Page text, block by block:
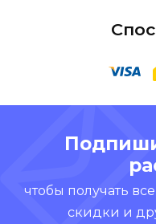
чтобы получать
скидки и